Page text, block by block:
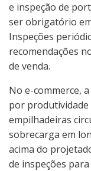
e inspeção de
ser obrigatório
Inspeções
recomendações
de venda.
No e-commerce,
por produtividade
empilhadeiras
sobrecarga em
acima do
de inspeções